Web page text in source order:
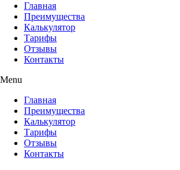
Главная
Преимущества
Калькулятор
Тарифы
Отзывы
Контакты
Menu
Главная
Преимущества
Калькулятор
Тарифы
Отзывы
Контакты